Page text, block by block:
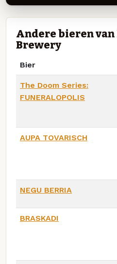
Andere bieren
Brewery
Bier
The Doom Series:
FUNERALOPOLIS
AUPA TOVARISCH
NEGU BERRIA
BRASKADI